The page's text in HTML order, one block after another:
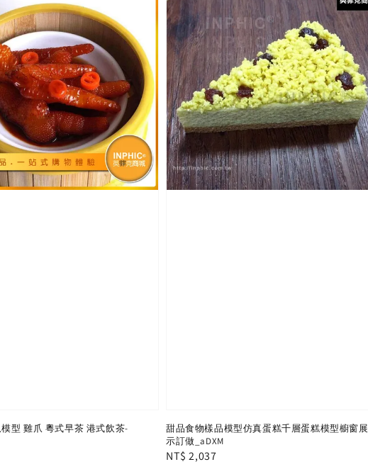
型 雞爪 粵式早茶 港式飲茶-
甜品食物樣品模型仿真蛋糕千層蛋糕模型櫥窗展
示訂做_aDXM
Regular
NT$ 2,037